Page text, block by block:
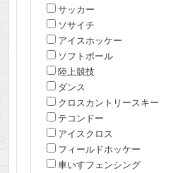
サッカー
ソサイチ
アイスホッケー
ソフトボール
陸上競技
ダンス
クロスカントリースキー
テコンドー
アイスクロス
フィールドホッケー
車いすフェンシング